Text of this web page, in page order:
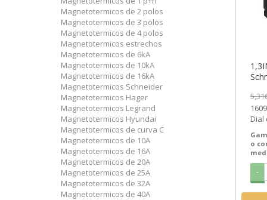
Dial
un...
o
-
Magnetotermicos de 2 polos
Magnetotermicos de 3 polos
Magnetotermicos de 4 polos
Magnetotermicos estrechos
Magnetotermicos de 6kA
Magnetotermicos de 10kA
Magnetotermicos de 16kA
Magnetotermicos Schneider
Magnetotermicos Hager
Magnetotermicos Legrand
Magnetotermicos Hyundai
Magnetotermicos de curva C
Magnetotermicos de 10A
Magnetotermicos de 16A
Magnetotermicos de 20A
Magnetotermicos de 25A
Magnetotermicos de 32A
Magnetotermicos de 40A